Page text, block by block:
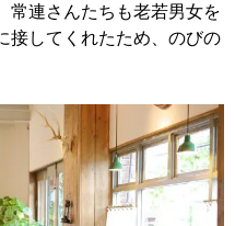
常連さんたちも老若男女を
接してくれたため、のびの